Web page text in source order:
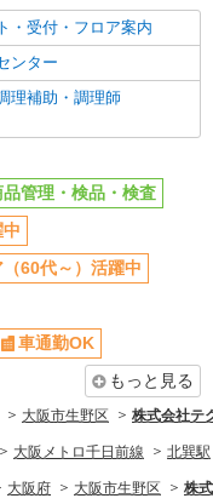
商品管理・検品・検査
給
・受付・フロア案内
ンター
理補助・調理師
品管理・検品・検査
（60代～）活躍中
車通勤OK
もっと見る
大阪市生野区 株式会社テ
大阪メトロ千日前線 北巽駅
大阪府 大阪市生野区 株